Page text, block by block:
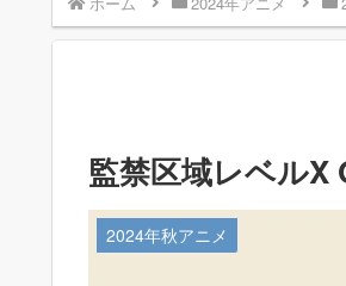
監禁区域レベルX
2024年秋アニメ